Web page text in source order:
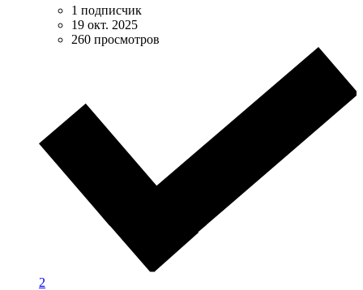
1 подписчик
19 окт. 2025
260 просмотров
2